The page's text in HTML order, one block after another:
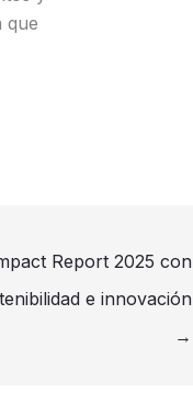
que
Report 2025 con
e innovación
→